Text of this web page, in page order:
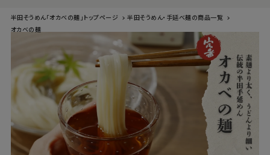
半田そうめん「オカベの麺」トップページ
半田そうめん・手延べ麺の商品一覧
オカベの麺